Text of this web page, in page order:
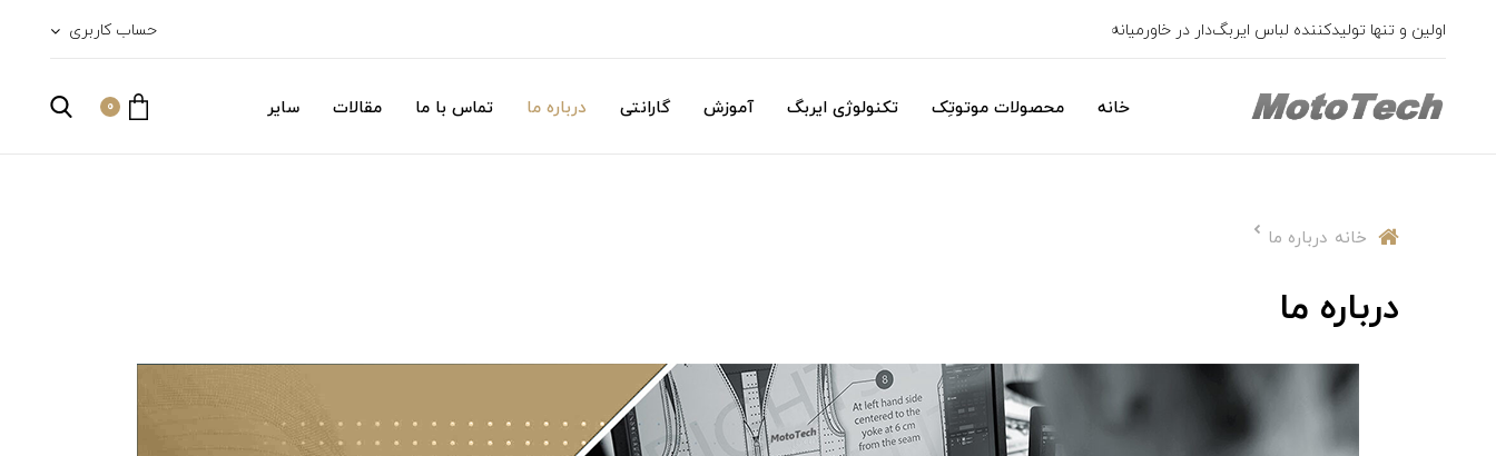
اولین و تنها تولیدکننده لباس ایربگ‌دار در خاورمیانه حساب کاربری
خانه محصولات موتوتِک تکنولوژی ایربگ آموزش گارانتی درباره ما تماس با ما مقالات سایر 0
خانه درباره ما
درباره ما